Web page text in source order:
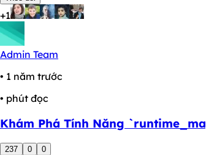
+1
Admin Team
• 1 năm trước
• phút đọc
Khám Phá Tính Năng
237 0
0